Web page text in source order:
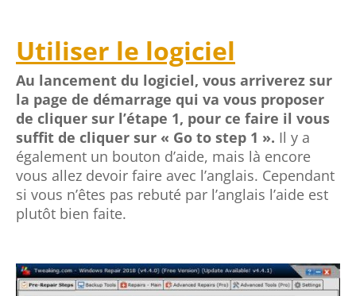
Utiliser le logiciel
Au lancement du logiciel, vous arriverez sur
la page de démarrage qui va vous proposer
de cliquer sur l’étape 1, pour ce faire il vous
suffit de cliquer sur « Go to step 1 ». Il y a
également un bouton d’aide, mais là encore
vous allez devoir faire avec l’anglais. Cependant
si vous n’êtes pas rebuté par l’anglais l’aide est
plutôt bien faite.